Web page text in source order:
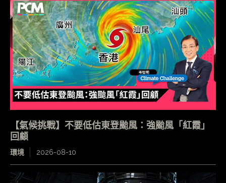
【氣候挑戰】不要低估東登颱風：強颱風「紅霞」
回顧
環境 2026-08-10